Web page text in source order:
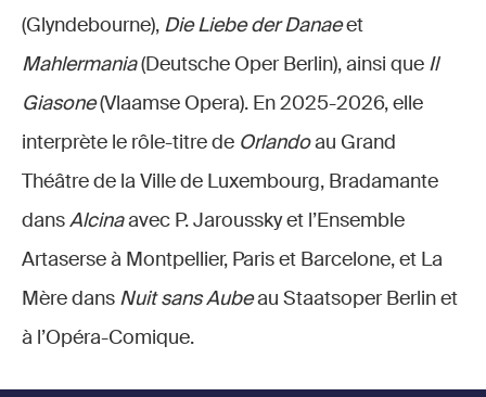
(Glyndebourne), Die Liebe der Danaeet
Mahlermania(Deutsche Oper Berlin), ainsi que Il
Giasone(Vlaamse Opera). En 2025-2026, elle
interprète le rôle-titre de Orlandoau Grand
Théâtre de la Ville de Luxembourg, Bradamante
dansAlcinaavec P. Jaroussky et l’Ensemble
Artaserse à Montpellier, Paris et Barcelone, et La
Mère dans Nuit sans Aubeau Staatsoper Berlin et
à l’Opéra-Comique.